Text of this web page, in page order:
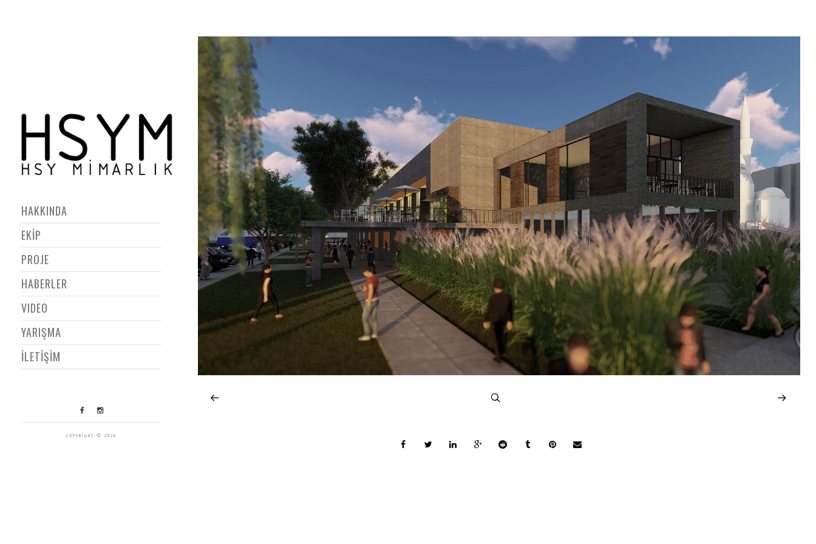
HAKKINDA
EKİP
PROJE
HABERLER
VIDEO
YARIŞMA
İLETİŞİM
COPYRIGHT © 2026